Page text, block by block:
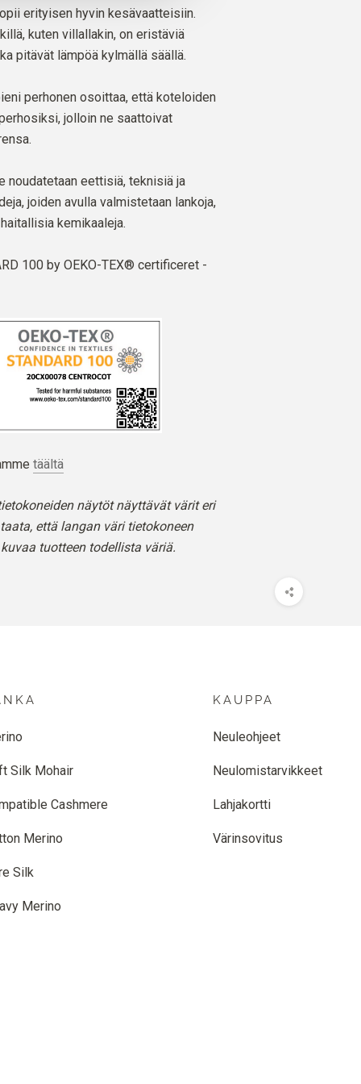
erityisen hyvin kesävaatteisiin.
kuten villallakin, on eristäviä
pitävät lämpöä kylmällä säällä.
perhonen osoittaa, että koteloiden
jolloin ne saattoivat
noudatetaan eettisiä, teknisiä ja
joiden avulla valmistetaan lankoja,
kemikaaleja.
100 by OEKO-TEX® certificeret -
täältä
näytöt näyttävät värit eri
että langan väri tietokoneen
tuotteen todellista väriä.
Silk Mohair
Cashmere
Merino
Silk
Merino
KAUPPA
Neuleohjeet
Neulomistarvikkeet
Lahjakortti
Värinsovitus